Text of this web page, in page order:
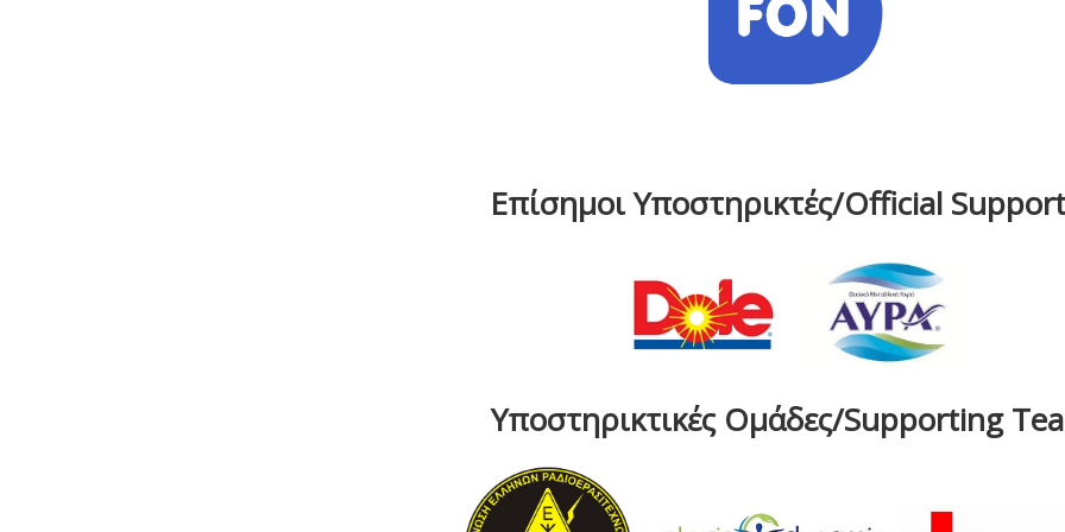
Επίσημοι Υποστηρικτές/Official
Υποστηρικτικές Ομάδες/Supporting